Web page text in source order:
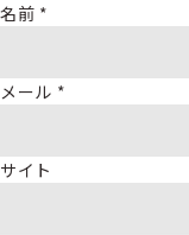
名前 *
メール *
サイト